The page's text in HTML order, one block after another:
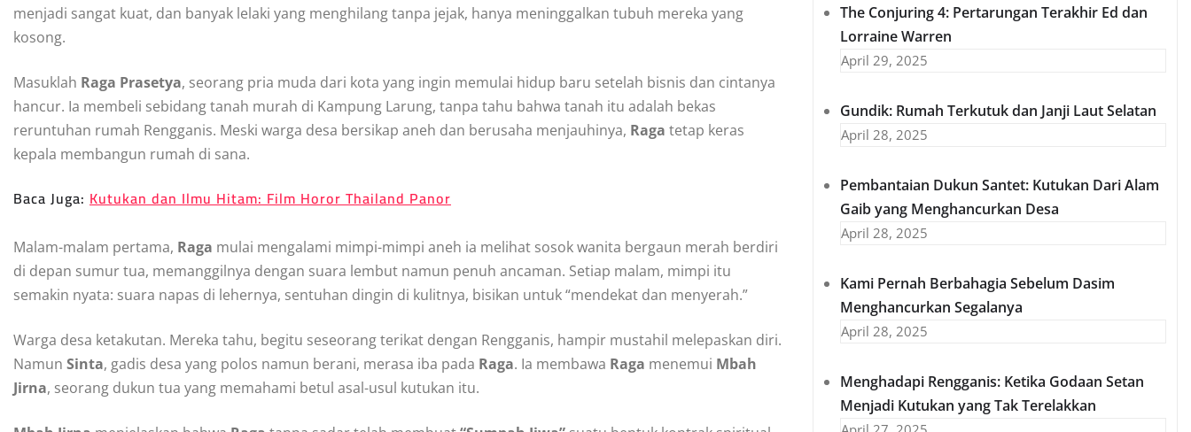
menjadi sangat kuat, dan banyak lelaki yang menghilang tanpa jejak, hanya meninggalkan tubuh mereka yang
kosong.
Masuklah Raga Prasetya, seorang pria muda dari kota yang ingin memulai hidup baru setelah bisnis dan cintanya
hancur. Ia membeli sebidang tanah murah di Kampung Larung, tanpa tahu bahwa tanah itu adalah bekas
reruntuhan rumah Rengganis. Meski warga desa bersikap aneh dan berusaha menjauhinya, Raga tetap keras
kepala membangun rumah di sana.
Baca Juga: Kutukan dan Ilmu Hitam: Film Horor Thailand Panor
Malam-malam pertama, Raga mulai mengalami mimpi-mimpi aneh ia melihat sosok wanita bergaun merah berdiri
di depan sumur tua, memanggilnya dengan suara lembut namun penuh ancaman. Setiap malam, mimpi itu
semakin nyata: suara napas di lehernya, sentuhan dingin di kulitnya, bisikan untuk “mendekat dan menyerah.”
Warga desa ketakutan. Mereka tahu, begitu seseorang terikat dengan Rengganis, hampir mustahil melepaskan diri.
Namun Sinta, gadis desa yang polos namun berani, merasa iba pada Raga. Ia membawa Raga menemui Mbah
Jirna, seorang dukun tua yang memahami betul asal-usul kutukan itu.
The Conjuring 4: Pertarungan Terakhir Ed dan
Lorraine Warren
April 29, 2025
Gundik: Rumah Terkutuk dan Janji Laut Selatan
April 28, 2025
Pembantaian Dukun Santet: Kutukan Dari Alam
Gaib yang Menghancurkan Desa
April 28, 2025
Kami Pernah Berbahagia Sebelum Dasim
Menghancurkan Segalanya
April 28, 2025
Menghadapi Rengganis: Ketika Godaan Setan
Menjadi Kutukan yang Tak Terelakkan